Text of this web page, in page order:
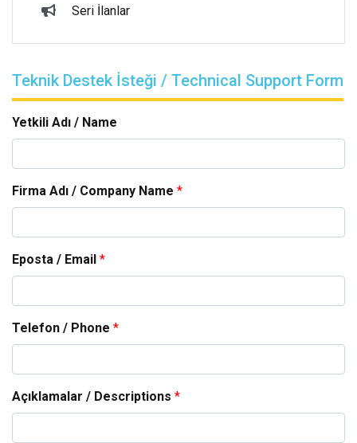
Seri İlanlar
Teknik Destek İsteği / Technical Support Form
Yetkili Adı / Name
Firma Adı / Company Name *
Eposta / Email *
Telefon / Phone *
Açıklamalar / Descriptions *